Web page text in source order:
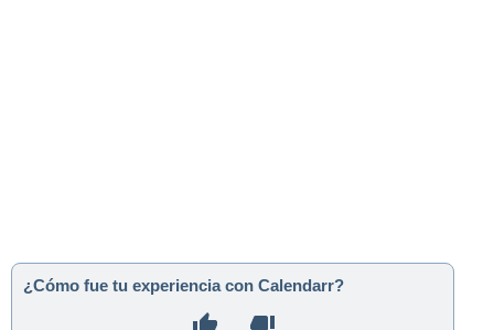
¿Cómo fue tu experiencia con Calendarr?